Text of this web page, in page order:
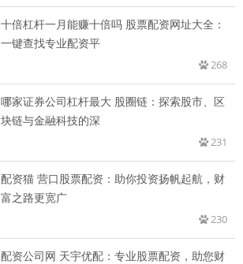
十倍杠杆一月能赚十倍吗 股票配资网址大全：
一键查找专业配资平
268
哪家证券公司杠杆最大 股圈链：探索股市、区
块链与金融科技的深
231
配资猫 营口股票配资：助你投资扬帆起航，财
富之路更宽广
230
配资公司网 天宇优配：专业股票配资，助您财